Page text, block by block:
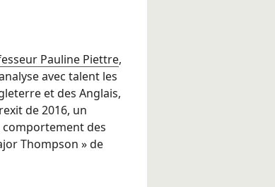
Pauline Piettre,
avec talent les
et des Anglais,
de 2016, un
des
Thompson » de